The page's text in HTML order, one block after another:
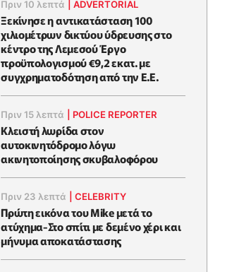
Πριν 10 λεπτά |ADVERTORIAL
Ξεκίνησε η αντικατάσταση 100
χιλιομέτρων δικτύου ύδρευσης στο
κέντρο της Λεμεσού Έργο
προϋπολογισμού €9,2 εκατ. με
συγχρηματοδότηση από την Ε.Ε.
Πριν 15 λεπτά POLICE REPORTER
Κλειστή λωρίδα στον
αυτοκινητόδρομο λόγω
ακινητοποίησης σκυβαλοφόρου
Πριν 23 λεπτά |CELEBRITY
Πρώτη εικόνα του Mike μετά το
ατύχημα-Στο σπίτι με δεμένο χέρι και
μήνυμα αποκατάστασης